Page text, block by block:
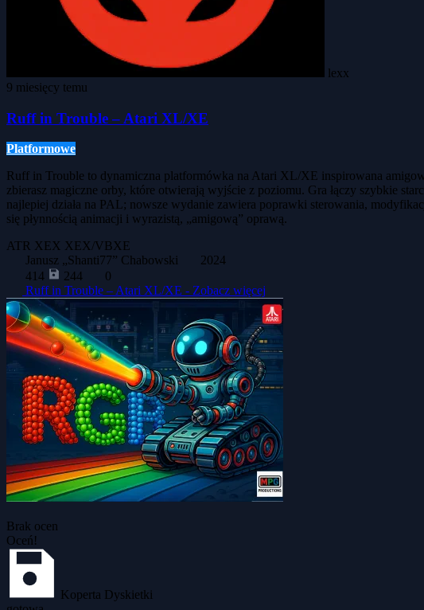
lexx
9 miesięcy temu
Ruff in Trouble – Atari XL/XE
Platformowe
Ruff in Trouble to dynamiczna platformówka na Atari XL/XE inspirowana
zbierasz magiczne orby, które otwierają wyjście z poziomu. Gra łączy szybkie
najlepiej działa na PAL; nowsze wydanie zawiera poprawki sterowania,
się płynnością animacji i wyrazistą, „amigową” oprawą.
ATR XEX XEX/VBXE
Janusz „Shanti77” Chabowski
2024
414
244
0
Ruff in Trouble – Atari XL/XE - Zobacz więcej
Brak ocen
Oceń!
Koperta Dyskietki